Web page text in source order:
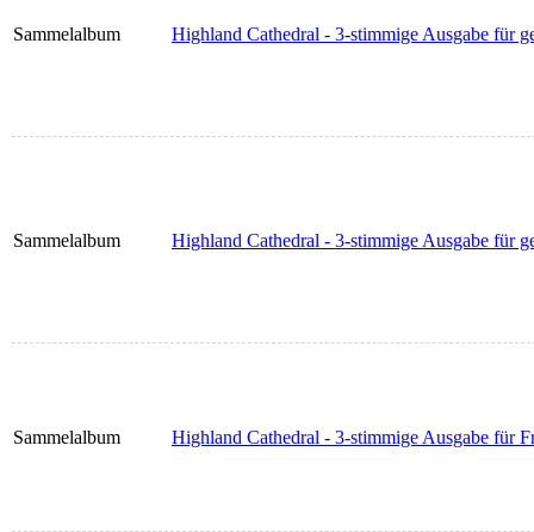
Sammelalbum Highland Cathedral - 3-stimmige Ausgabe für
Sammelalbum Highland Cathedral - 3-stimmige Ausgabe für
Sammelalbum Highland Cathedral - 3-stimmige Ausgabe für